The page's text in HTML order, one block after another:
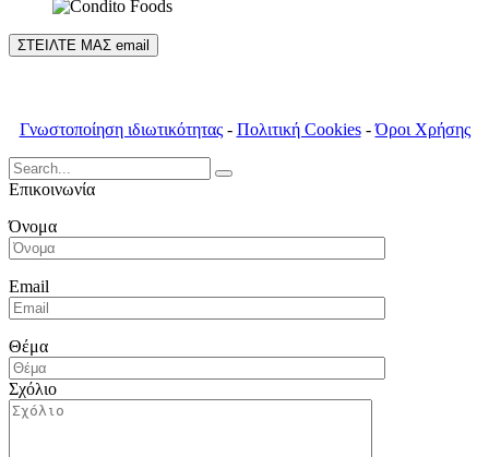
ΣΤΕΙΛΤΕ ΜΑΣ email
Γνωστοποίηση ιδιωτικότητας- Πολιτική Cookies-Όροι Χρήσης
Search
for:
Επικοινωνία
Όνομα
Email
Θέμα
Σχόλιο